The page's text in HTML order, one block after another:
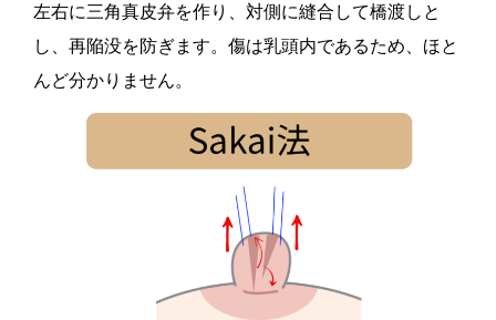
左右に三角真皮弁を作り、対側に縫合して橋渡しと
し、再陥没を防ぎます。傷は乳頭内であるため、ほと
んど分かりません。